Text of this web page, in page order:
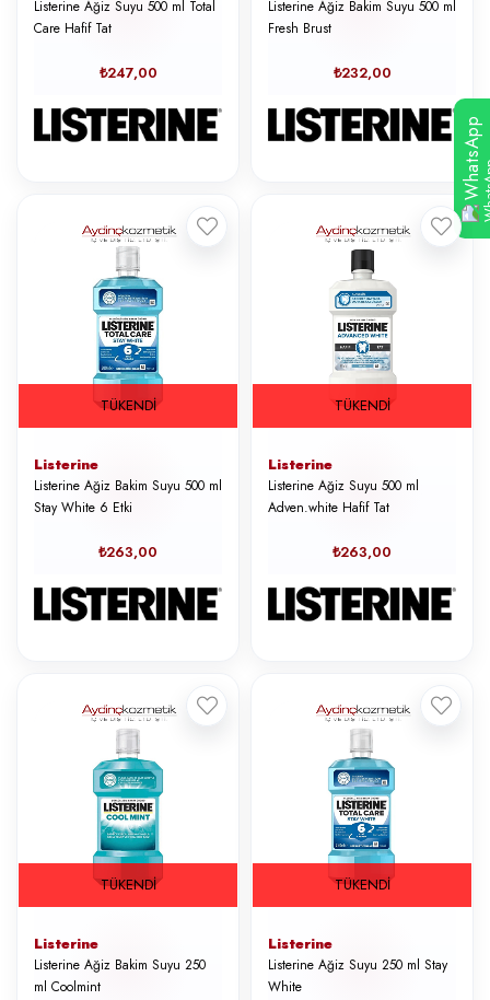
Listerine Ağiz Suyu 500 ml Total
Care Hafif Tat
₺247,00
Listerine Ağiz Bakim Suyu 500 ml
Fresh Brust
₺232,00
TÜKENDI
Listerine
Listerine Ağiz Bakim Suyu 500 ml
Stay White 6 Etki
₺263,00
TÜKENDI
Listerine
Listerine Ağiz Suyu 500 ml
Adven.white Hafif Tat
₺263,00
TÜKENDI
Listerine
Listerine Ağiz Bakim Suyu 250
ml Coolmint
TÜKENDI
Listerine
Listerine Ağiz Suyu 250 ml Stay
White
WhatsApp